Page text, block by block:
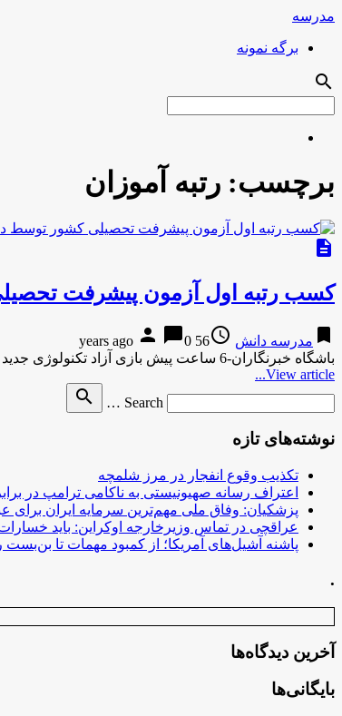
مدرسه
برگه نمونه
search
برچسب: رتبه آموزان
description
کسب رتبه اول آزمون پیشرفت
bookmark مدرسه دانش access_time
56 years ago
person chat_bubble0
باشگاه خبرنگاران-6 ساعت پیش بازی آزاد تکنولوژی جدید
View article...
Search …
search
نوشته‌های تازه
تکذیب وقوع انفجار در مرز شلمچه
اعتراف رسانه صهیونیستی به ناکامی ترامپ در
پزشکیان: وفاق ملی مهم‌ترین سرمایه ایران
عراقچی در تماس وزیرخارجه اوکراین: باید
پاشنه آشیل‌های آمریکا؛ از کمبود مهمات تا بن‌بست
.
آخرین دیدگاه‌ها
بایگانی‌ها